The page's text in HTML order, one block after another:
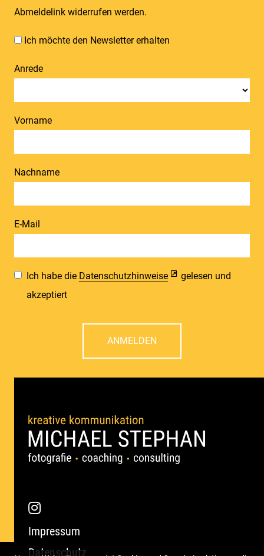
Abmeldelink widerrufen werden.
Ich möchte den Newsletter erhalten
Anrede
Vorname
Nachname
E-Mail
Ich habe die Datenschutzhinweise
gelesen und
akzeptiert
ANMELDEN
Impressum
Datenschutz